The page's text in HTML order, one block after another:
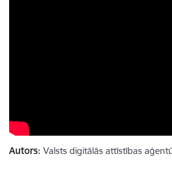
Autors: Valsts digitālās attīstības